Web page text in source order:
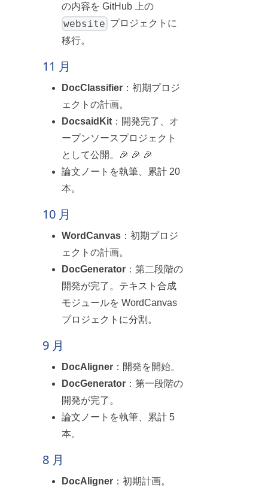
の内容を GitHub 上の
website プロジェクトに
移行。
11 月
DocClassifier ：初期プロジ
ェクトの計画。
DocsaidKit ：開発完了、オ
ープンソースプロジェクト
として公開。🎉 🎉 🎉
論文ノートを執筆、累計 20
本。
10 月
WordCanvas ：初期プロジ
ェクトの計画。
DocGenerator ：第二段階の
開発が完了。テキスト合成
モジュールを WordCanvas
プロジェクトに分割。
9 月
DocAligner ：開発を開始。
DocGenerator ：第一段階の
開発が完了。
論文ノートを執筆、累計 5
本。
8 月
DocAligner ：初期計画。